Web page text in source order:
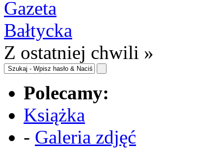
Z ostatniej chwili »
Polecamy:
Książka
- Galeria zdjęć